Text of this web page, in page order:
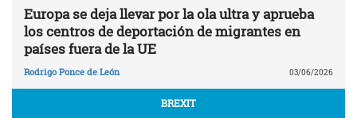
Europa se deja llevar por la ola ultra y aprueba
los centros de deportación de migrantes en
países fuera de la UE
Rodrigo Ponce de León 03/06/2026
BREXIT